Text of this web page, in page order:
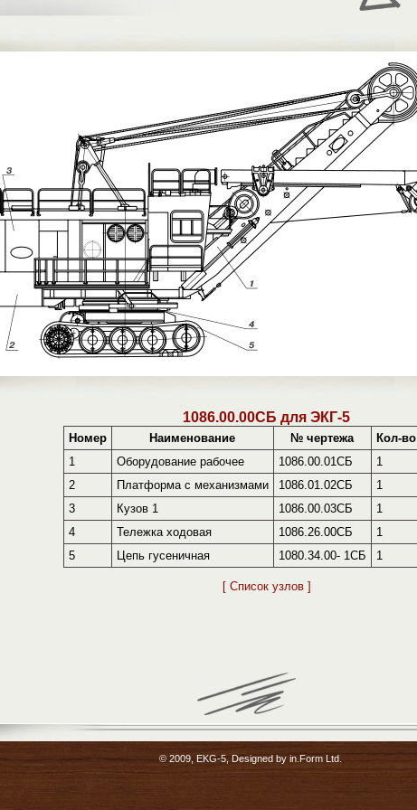
1086.00.00СБ для ЭКГ-5
Номер Наименование № чертежа Кол-во
1
Оборудование рабочее 1086.00.01СБ 1
2
Платформа с механизмами 1086.01.02СБ 1
3
Кузов 1 1086.00.03СБ 1
4
Тележка ходовая 1086.26.00СБ 1
5
Цепь гусеничная 1080.34.00- 1СБ 1
[ Список узлов ]
© 2009, EKG-5, Designed by in.Form Ltd.